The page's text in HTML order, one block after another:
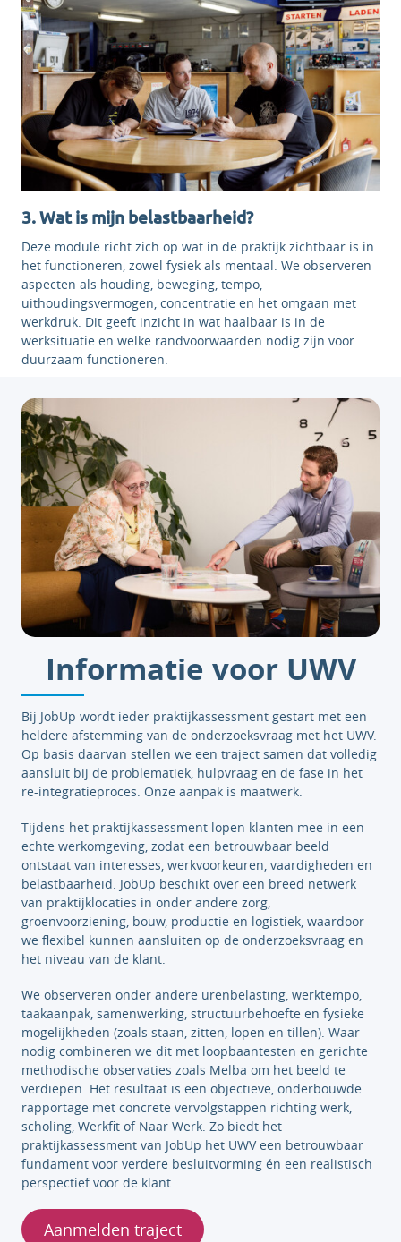
3. Wat is mijn belastbaarheid?
Deze module richt zich op wat in de praktijk zichtbaar is in
het functioneren, zowel fysiek als mentaal. We observeren
aspecten als houding, beweging, tempo,
uithoudingsvermogen, concentratie en het omgaan met
werkdruk. Dit geeft inzicht in wat haalbaar is in de
werksituatie en welke randvoorwaarden nodig zijn voor
duurzaam functioneren.
Informatie voor UWV
Bij JobUp wordt ieder praktijkassessment gestart met een
heldere afstemming van de onderzoeksvraag met het UWV.
Op basis daarvan stellen we een traject samen dat volledig
aansluit bij de problematiek, hulpvraag en de fase in het
re-integratieproces. Onze aanpak is maatwerk.
Tijdens het praktijkassessment lopen klanten mee in een
echte werkomgeving, zodat een betrouwbaar beeld
ontstaat van interesses, werkvoorkeuren, vaardigheden en
belastbaarheid. JobUp beschikt over een breed netwerk
van praktijklocaties in onder andere zorg,
groenvoorziening, bouw, productie en logistiek, waardoor
we flexibel kunnen aansluiten op de onderzoeksvraag en
het niveau van de klant.
We observeren onder andere urenbelasting, werktempo,
taakaanpak, samenwerking, structuurbehoefte en fysieke
mogelijkheden (zoals staan, zitten, lopen en tillen). Waar
nodig combineren we dit met loopbaantesten en gerichte
methodische observaties zoals Melba om het beeld te
verdiepen. Het resultaat is een objectieve, onderbouwde
rapportage met concrete vervolgstappen richting werk,
scholing, Werkfit of Naar Werk. Zo biedt het
praktijkassessment van JobUp het UWV een betrouwbaar
fundament voor verdere besluitvorming én een realistisch
perspectief voor de klant.
Aanmelden traject